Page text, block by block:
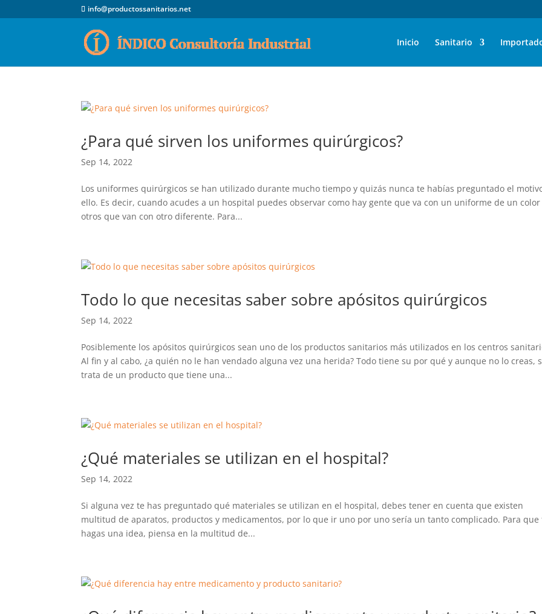
info@productossanitarios.net
Inicio Sanitario
¿Para qué sirven los uniformes quirúrgicos?
Sep 14, 2022
Los uniformes quirúrgicos se han utilizado durante mucho tiempo y quizás nunca te habías preguntado el
ello. Es decir, cuando acudes a un hospital puedes observar como hay gente que va con un uniforme de un color
otros que van con otro diferente. Para...
Todo lo que necesitas saber sobre apósitos quirúrgicos
Sep 14, 2022
Posiblemente los apósitos quirúrgicos sean uno de los productos sanitarios más utilizados en los centros
Al fin y al cabo, ¿a quién no le han vendado alguna vez una herida? Todo tiene su por qué y aunque no lo creas,
trata de un producto que tiene una...
¿Qué materiales se utilizan en el hospital?
Sep 14, 2022
Si alguna vez te has preguntado qué materiales se utilizan en el hospital, debes tener en cuenta que existen
multitud de aparatos, productos y medicamentos, por lo que ir uno por uno sería un tanto complicado. Para que
hagas una idea, piensa en la multitud de...